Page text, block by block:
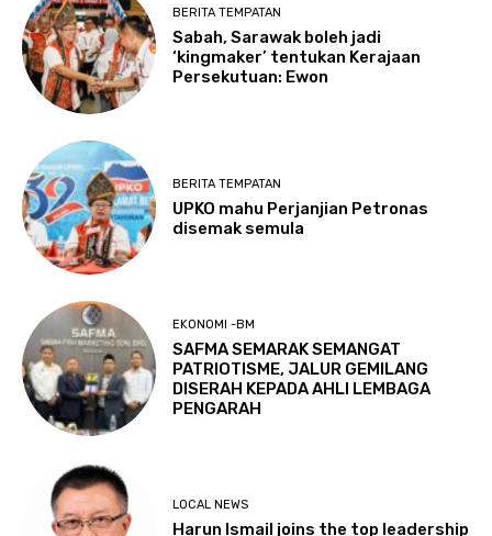
BERITA TEMPATAN
Sabah, Sarawak boleh jadi
‘kingmaker’ tentukan Kerajaan
Persekutuan: Ewon
BERITA TEMPATAN
UPKO mahu Perjanjian Petronas
disemak semula
EKONOMI -BM
SAFMA SEMARAK SEMANGAT
PATRIOTISME, JALUR GEMILANG
DISERAH KEPADA AHLI LEMBAGA
PENGARAH
LOCAL NEWS
Harun Ismail joins the top leadership